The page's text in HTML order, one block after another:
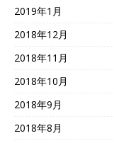
2019年1月
2018年12月
2018年11月
2018年10月
2018年9月
2018年8月